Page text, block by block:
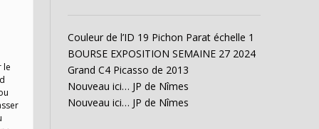
le
Couleur de l’ID 19 Pichon Parat échelle 1
BOURSE EXPOSITION SEMAINE 27 2024
Grand C4 Picasso de 2013
Nouveau ici… JP de Nîmes
Nouveau ici… JP de Nîmes